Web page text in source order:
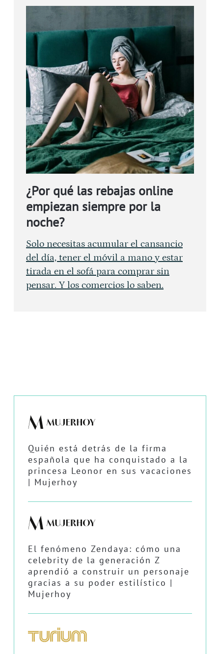
¿Por qué las rebajas online
empiezan siempre por la
noche?
Solo necesitas acumular el cansancio
del día, tener el móvil a mano y estar
tirada en el sofá para comprar sin
pensar. Y los comercios lo saben.
Quién está detrás de la firma
española que ha conquistado a la
princesa Leonor en sus vacaciones
| Mujerhoy
El fenómeno Zendaya: cómo una
celebrity de la generación Z
aprendió a construir un personaje
gracias a su poder estilístico |
Mujerhoy